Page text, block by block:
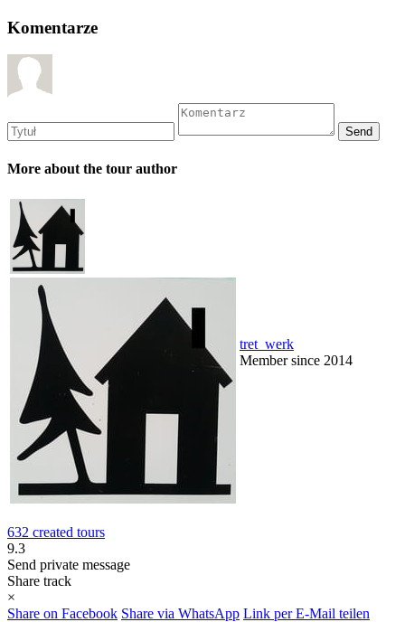
Komentarze
More about the tour author
tret_werk
Member since 2014
632 created tours
9.3
Send private message
Share track
×
Share on Facebook Share via WhatsApp Link per E-Mail teilen